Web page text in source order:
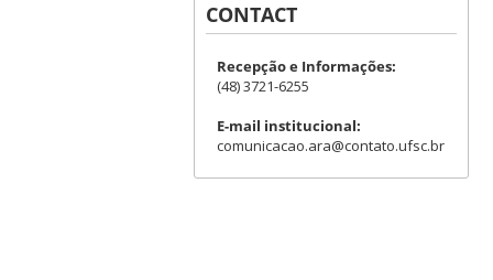
CONTACT
Recepção e Informações:
(48) 3721-6255
E-mail institucional:
comunicacao.ara@contato.ufsc.br